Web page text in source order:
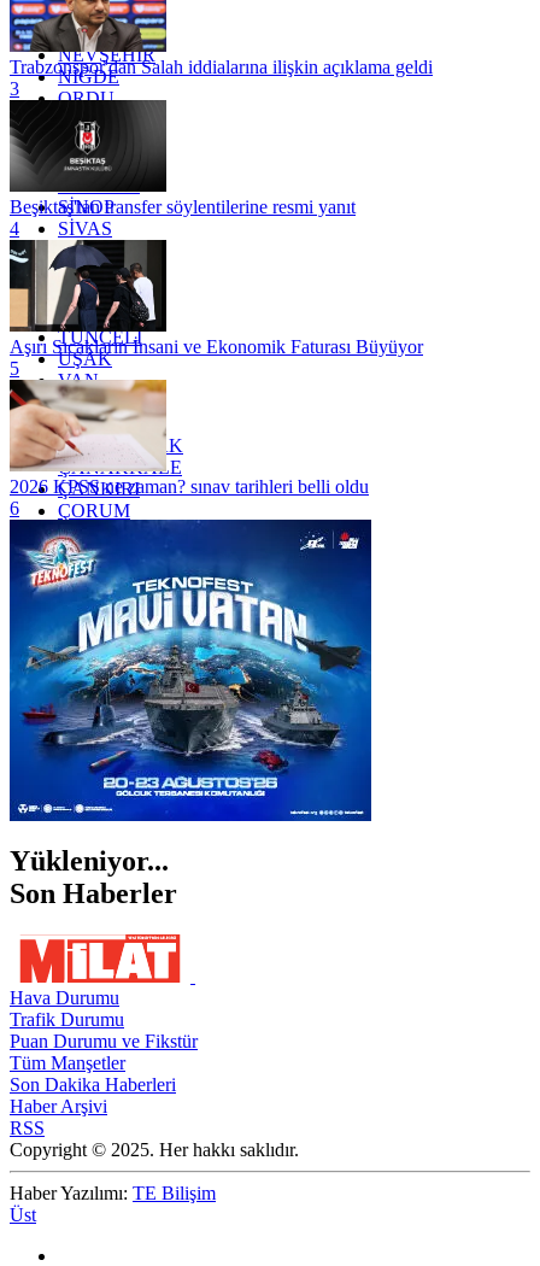
MUĞLA
MUŞ
NEVŞEHİR
NİĞDE
ORDU
OSMANİYE
RİZE
SAKARYA
SİNOP
SİVAS
SİİRT
TEKİRDAĞ
TOKAT
TRABZON
TUNCELİ
UŞAK
VAN
YALOVA
YOZGAT
ZONGULDAK
ÇANAKKALE
ÇANKIRI
ÇORUM
İSTANBUL
İZMİR
ŞANLIURFA
ŞIRNAK
Trabzonspor'dan Salah iddialarına ilişkin açıklama geldi
3
Beşiktaş'tan transfer söylentilerine resmi yanıt
4
Aşırı Sıcakların İnsani ve Ekonomik Faturası Büyüyor
5
2026 KPSS ne zaman? sınav tarihleri belli oldu
6
Yükleniyor...
Son Haberler
Hava Durumu
Trafik Durumu
Puan Durumu ve Fikstür
Tüm Manşetler
Son Dakika Haberleri
Haber Arşivi
RSS
Copyright © 2025. Her hakkı saklıdır.
Haber Yazılımı: TE Bilişim
Üst